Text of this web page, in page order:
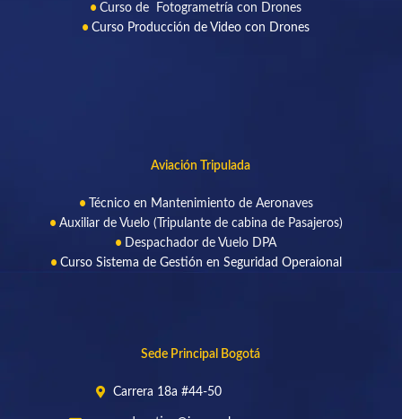
Curso de Fotogrametría con Drones
Curso Producción de Video con Drones
Aviación Tripulada
Técnico en Mantenimiento de Aeronaves
Auxiliar de Vuelo (Tripulante de cabina de Pasajeros)
Despachador de Vuelo DPA
Curso Sistema de Gestión en Seguridad Operaional
Sede Principal Bogotá
Carrera 18a #44-50